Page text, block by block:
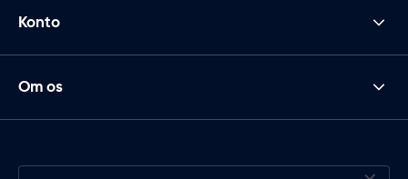
Konto
Om os